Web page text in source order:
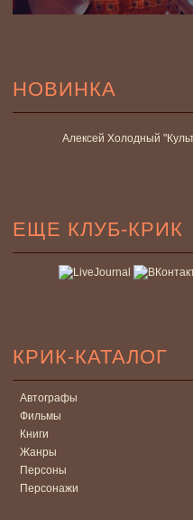
НОВИНКА
Алексей Холодный
ЕЩЕ КЛУБ-КРИК
КРИК-КАТАЛОГ
Автографы
Фильмы
Книги
Жанры
Персоны
Персонажи